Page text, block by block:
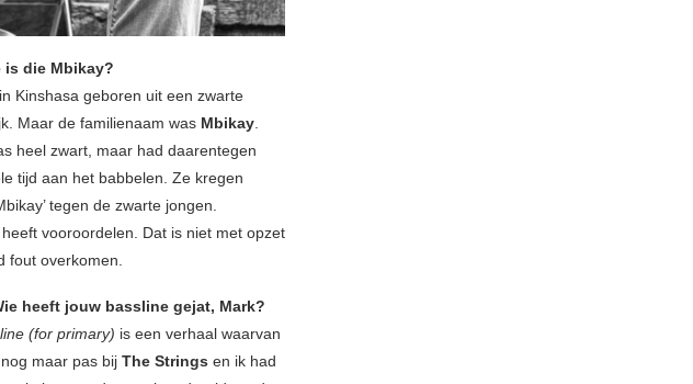
is die Mbikay?
Kinshasa geboren uit een zwarte
Maar de familienaam was Mbikay.
heel zwart, maar had daarentegen
tijd aan het babbelen. Ze kregen
tegen de zwarte jongen.
vooroordelen. Dat is niet met opzet
fout overkomen.
heeft jouw bassline gejat, Mark?
(for primary) is een verhaal waarvan
maar pas bij The Strings en ik had